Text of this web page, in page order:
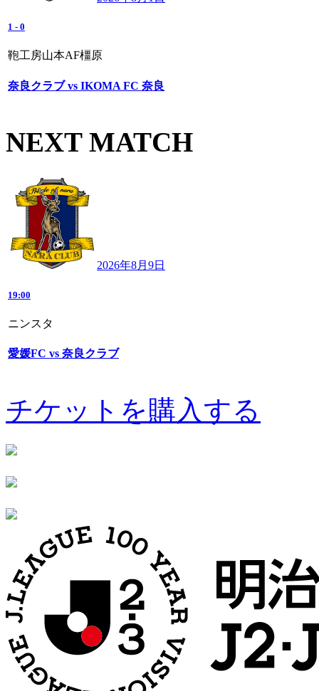
1 - 0
鞄工房山本AF橿原
奈良クラブ vs IKOMA FC 奈良
NEXT MATCH
2026年8月9日
19:00
ニンスタ
愛媛FC vs 奈良クラブ
チケットを購入する